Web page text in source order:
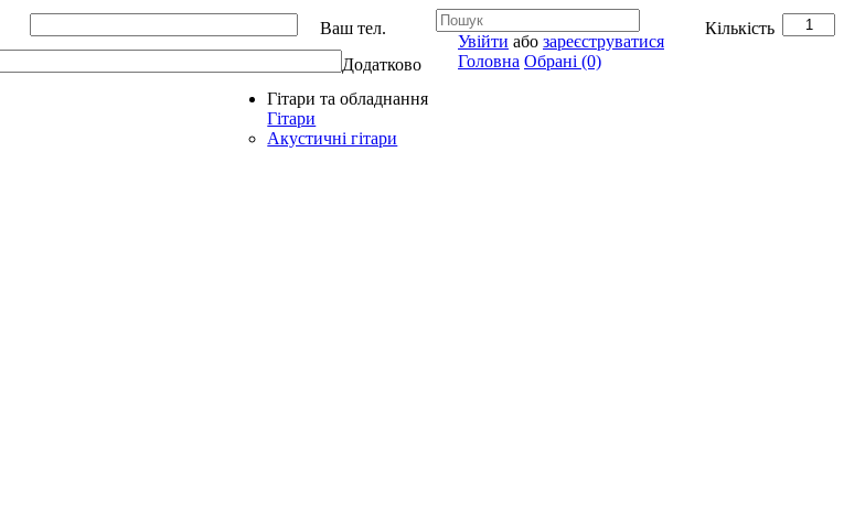
Кількість
Ваш тел.
Додатково
Музичні інструменти в Україні
Увійти або зареєструватися
Головна Обрані (0)
Гітари та обладнання
Гітари
Акустичні гітари